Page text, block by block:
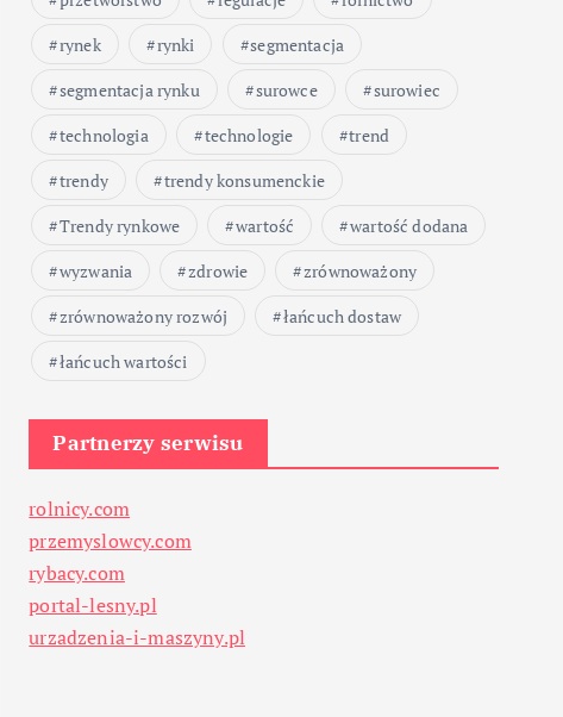
rynek
rynki
segmentacja
segmentacja rynku
surowce
surowiec
technologia
technologie
trend
trendy
trendy konsumenckie
Trendy rynkowe
wartość
wartość dodana
wyzwania
zdrowie
zrównoważony
zrównoważony rozwój
łańcuch dostaw
łańcuch wartości
Partnerzy serwisu
rolnicy.com
przemyslowcy.com
rybacy.com
portal-lesny.pl
urzadzenia-i-maszyny.pl